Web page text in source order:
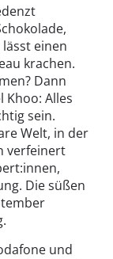
einen
krachen.
Dann
Khoo: Alles
sein.
Welt, in der
verfeinert
Die süßen
und